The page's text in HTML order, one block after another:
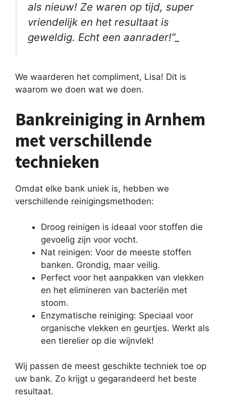
als nieuw! Ze waren op tijd, super
vriendelijk en het resultaat is
geweldig. Echt een aanrader!”_
We waarderen het compliment, Lisa! Dit is
waarom we doen wat we doen.
Bankreiniging in Arnhem
met verschillende
technieken
Omdat elke bank uniek is, hebben we
verschillende reinigingsmethoden:
Droog reinigen is ideaal voor stoffen die
gevoelig zijn voor vocht.
Nat reinigen: Voor de meeste stoffen
banken. Grondig, maar veilig.
Perfect voor het aanpakken van vlekken
en het elimineren van bacteriën met
stoom.
Enzymatische reiniging: Speciaal voor
organische vlekken en geurtjes. Werkt als
een tierelier op die wijnvlek!
Wij passen de meest geschikte techniek toe op
uw bank. Zo krijgt u gegarandeerd het beste
resultaat.